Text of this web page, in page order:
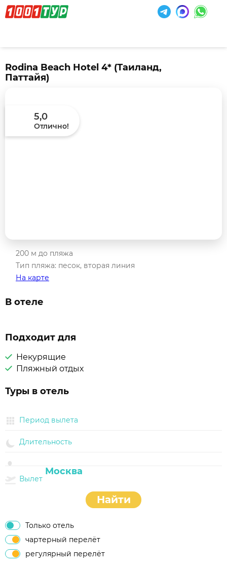
Rodina Beach Hotel 4* (Таиланд,
Паттайя)
5,0
Отлично!
200 м до пляжа
Тип пляжа: песок, вторая линия
На карте
В отеле
Подходит для
Некурящие
Пляжный отдых
Туры в отель
Период вылета
Длительность
Вылет
Найти
Только отель
чартерный перелёт
регулярный перелёт